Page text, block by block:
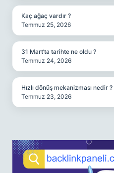
Kaç ağaç vardır ?
Temmuz 25, 2026
31 Mart’ta tarihte ne oldu ?
Temmuz 24, 2026
Hızlı dönüş mekanizması nedir ?
Temmuz 23, 2026